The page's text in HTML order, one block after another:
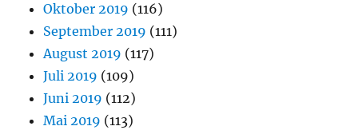
Oktober 2019 (116)
September 2019 (111)
August 2019 (117)
Juli 2019 (109)
Juni 2019 (112)
Mai 2019 (113)